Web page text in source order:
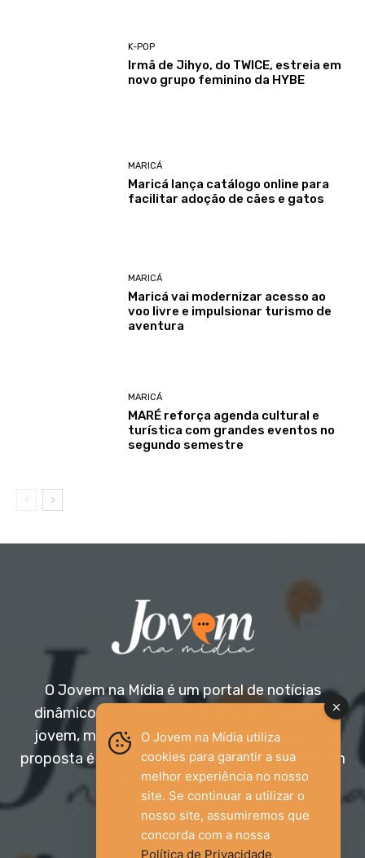
K-POP
Irmã de Jihyo, do TWICE, estreia em
novo grupo feminino da HYBE
MARICÁ
Maricá lança catálogo online para
facilitar adoção de cães e gatos
MARICÁ
Maricá vai modernizar acesso ao
voo livre e impulsionar turismo de
aventura
MARICÁ
MARÉ reforça agenda cultural e
turística com grandes eventos no
segundo semestre
O Jovem na Mídia é um portal de notícias
dinâmico e acessível, voltado para o público
jovem, mas aberto a todas as idades. Nossa
proposta é trazer informação relevante com um
olhar diferenciado.
Entre em contato:
jovemnamidia2017@gmail.com
O Jovem na Mídia utiliza
cookies para garantir a sua
melhor experiência no nosso
site. Se continuar a utilizar o
nosso site, assumiremos que
concorda com a nossa
Política de Privacidade.